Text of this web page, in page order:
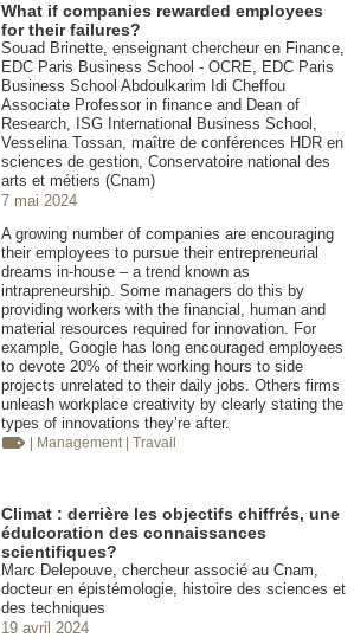
What if companies rewarded employees
for their failures?
Souad Brinette, enseignant chercheur en Finance,
EDC Paris Business School - OCRE, EDC Paris
Business School Abdoulkarim Idi Cheffou
Associate Professor in finance and Dean of
Research, ISG International Business School,
Vesselina Tossan, maître de conférences HDR en
sciences de gestion, Conservatoire national des
arts et métiers (Cnam)
7 mai 2024
A growing number of companies are encouraging
their employees to pursue their entrepreneurial
dreams in-house – a trend known as
intrapreneurship. Some managers do this by
providing workers with the financial, human and
material resources required for innovation. For
example, Google has long encouraged employees
to devote 20% of their working hours to side
projects unrelated to their daily jobs. Others firms
unleash workplace creativity by clearly stating the
types of innovations they’re after.
| Management | Travail
Climat : derrière les objectifs chiffrés, une
édulcoration des connaissances
scientifiques?
Marc Delepouve, chercheur associé au Cnam,
docteur en épistémologie, histoire des sciences et
des techniques
19 avril 2024